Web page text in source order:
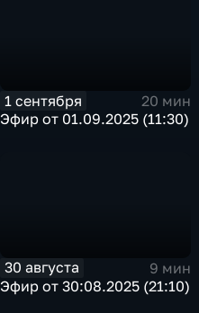
1 сентября
20 мин
Эфир от 01.09.2025 (11:30)
30 августа
9 мин
Эфир от 30:08.2025 (21:10)